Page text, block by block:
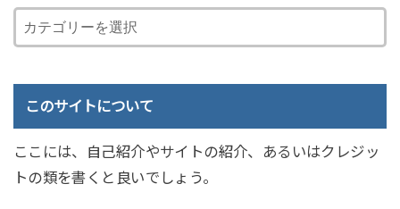
このサイトについて
ここには、自己紹介やサイトの紹介、あるいはクレジッ
トの類を書くと良いでしょう。